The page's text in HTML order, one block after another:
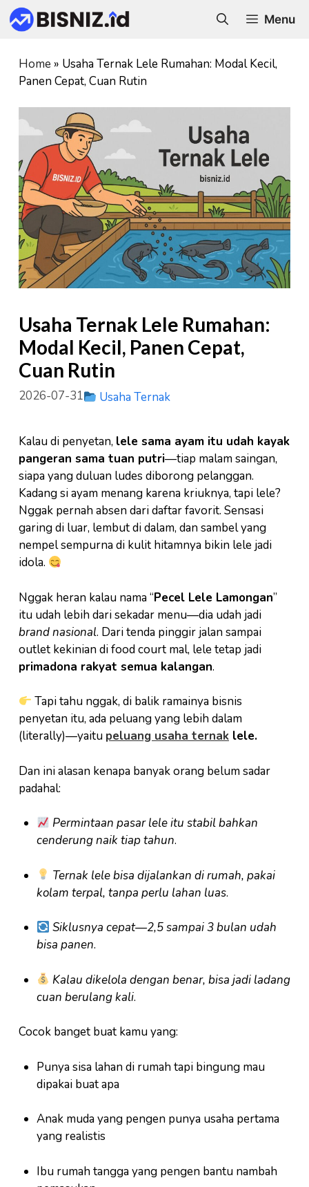
Skip
to
Menu
Home » Usaha Ternak Lele Rumahan: Modal Kecil,
Panen Cepat, Cuan Rutin
Usaha Ternak Lele Rumahan:
Modal Kecil, Panen Cepat,
Cuan Rutin
2026-07-31 Usaha Ternak
Kalau di penyetan, lele sama ayam itu udah kayak
pangeran sama tuan putri—tiap malam saingan,
siapa yang duluan ludes diborong pelanggan.
Kadang si ayam menang karena kriuknya, tapi lele?
Nggak pernah absen dari daftar favorit. Sensasi
garing di luar, lembut di dalam, dan sambel yang
nempel sempurna di kulit hitamnya bikin lele jadi
idola.
Nggak heran kalau nama “Pecel Lele Lamongan”
itu udah lebih dari sekadar menu—dia udah jadi
brand nasional. Dari tenda pinggir jalan sampai
outlet kekinian di food court mal, lele tetap jadi
primadona rakyat semua kalangan.
Tapi tahu nggak, di balik ramainya bisnis
penyetan itu, ada peluang yang lebih dalam
(literally)—yaitu peluang usaha ternak lele.
Dan ini alasan kenapa banyak orang belum sadar
padahal:
Permintaan pasar lele itu stabil bahkan
cenderung naik tiap tahun.
Ternak lele bisa dijalankan di rumah, pakai
kolam terpal, tanpa perlu lahan luas.
Siklusnya cepat—2,5 sampai 3 bulan udah
bisa panen.
Kalau dikelola dengan benar, bisa jadi ladang
cuan berulang kali.
Cocok banget buat kamu yang:
Punya sisa lahan di rumah tapi bingung mau
dipakai buat apa
Anak muda yang pengen punya usaha pertama
yang realistis
Ibu rumah tangga yang pengen bantu nambah